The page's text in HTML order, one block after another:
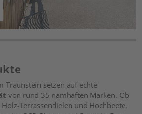
Traunstein setzen auf echte
von rund 35 namhaften Marken. Ob
Terrassendielen und Hochbeete,